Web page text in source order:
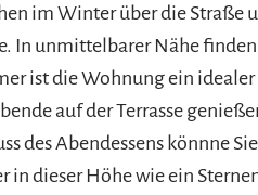
im Winter über die Straße
In unmittelbarer Nähe finden
ist die Wohnung ein idealer
auf der Terrasse
des Abendessens könnne
in dieser Höhe wie ein